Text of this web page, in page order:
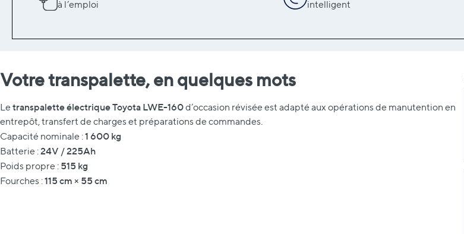
à l’emploi
intelligent
Votre transpalette, en quelques mots
Le transpalette électrique Toyota LWE-160d’occasion révisée est adapté aux opérations de manutention en
entrepôt, transfert de charges et préparations de commandes.
Capacité nominale :1 600 kg
Batterie :24V / 225Ah
Poids propre : 515 kg
Fourches :115 cm × 55 cm